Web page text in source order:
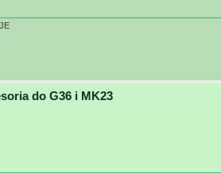
do G36 i MK23